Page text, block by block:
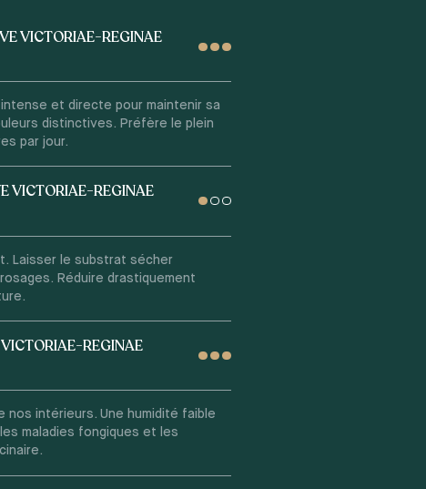
VICTORIAE-REGINAE
et directe pour maintenir sa
distinctives. Préfère le plein
par jour.
VICTORIAE-REGINAE
Laisser le substrat sécher
Réduire drastiquement
REGINAE
nos intérieurs. Une humidité faible
maladies fongiques et les